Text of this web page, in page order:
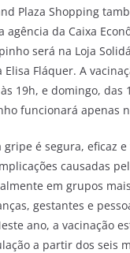
Plaza Shopping
agência da Caixa
será na Loja
Fláquer. A
19h, e domingo, das
funcionará apenas
gripe é segura, eficaz
causadas
em grupos
gestantes e
ano, a vacinação
a partir dos seis